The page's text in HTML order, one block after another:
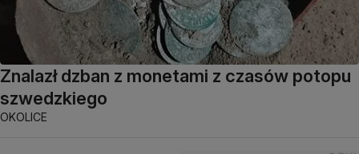
Znalazł dzban z monetami z czasów potopu
szwedzkiego
OKOLICE